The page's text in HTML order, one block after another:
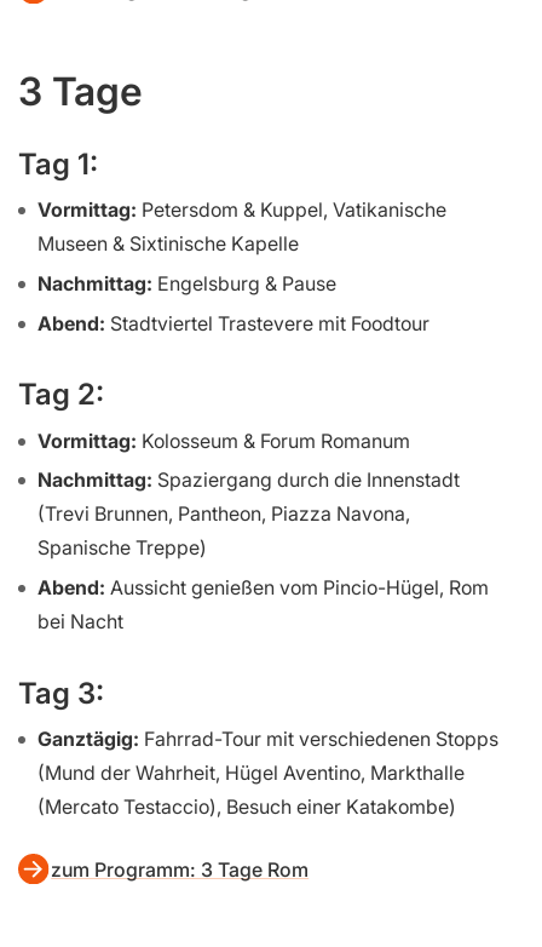
3 Tage
Tag 1:
Vormittag: Petersdom & Kuppel, Vatikanische
Museen & Sixtinische Kapelle
Nachmittag: Engelsburg & Pause
Abend: Stadtviertel Trastevere mit Foodtour
Tag 2:
Vormittag: Kolosseum & Forum Romanum
Nachmittag: Spaziergang durch die Innenstadt
(Trevi Brunnen, Pantheon, Piazza Navona,
Spanische Treppe)
Abend: Aussicht genießen vom Pincio-Hügel, Rom
bei Nacht
Tag 3:
Ganztägig: Fahrrad-Tour mit verschiedenen Stopps
(Mund der Wahrheit, Hügel Aventino, Markthalle
(Mercato Testaccio), Besuch einer Katakombe)
zum Programm: 3 Tage Rom